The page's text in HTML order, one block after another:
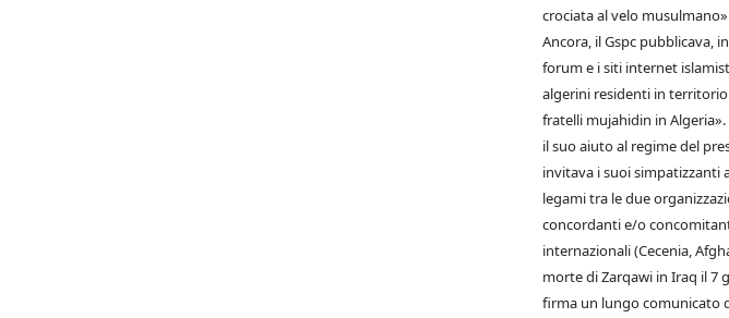
crociata al velo
Ancora, il Gspc pubblicava,
forum e i siti internet
algerini residenti in
fratelli mujahidin in
il suo aiuto al regime del
invitava i suoi simpatizzanti
legami tra le due
concordanti e/o
internazionali (Cecenia,
morte di Zarqawi in Iraq il 7
firma un lungo comunicato